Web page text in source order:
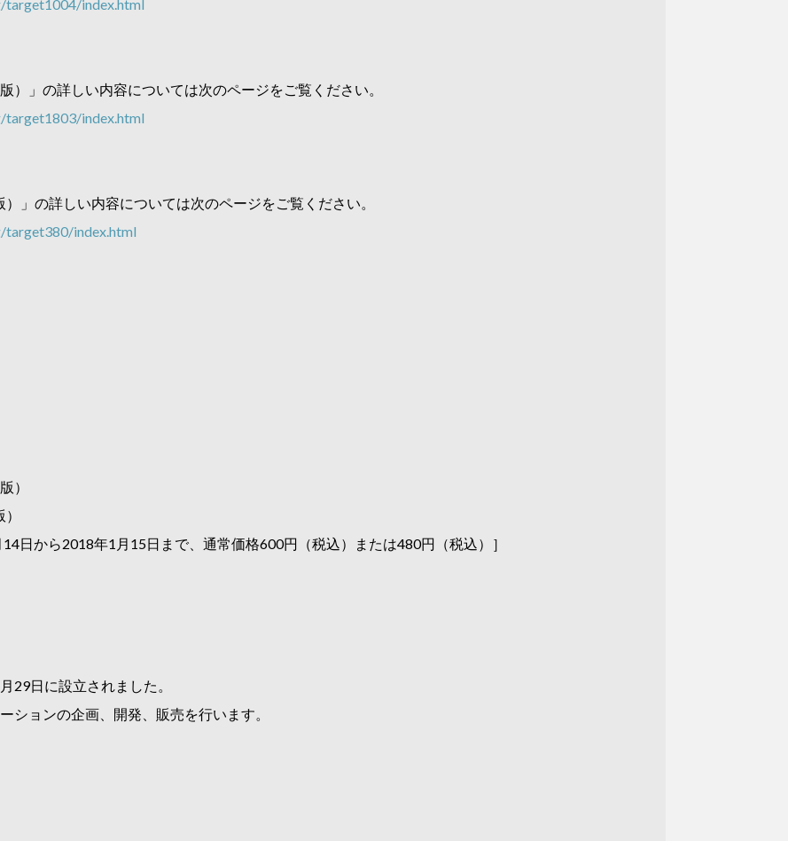
index.html
）」の詳しい内容については次のページをご覧ください。
index.html
」の詳しい内容については次のページをご覧ください。
index.html
）
日から2018年1月15日まで、通常価格600円（税込）または480円（税込）］
29日に設立されました。
ションの企画、開発、販売を行います。